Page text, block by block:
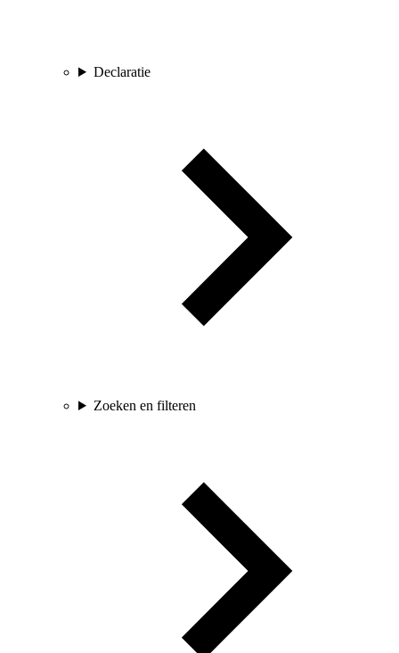
Declaratie
Zoeken en filteren